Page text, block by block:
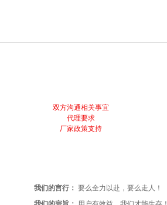
双方沟通相关事宜
代理要求
厂家政策支持
我们的言行： 要么全力以赴，要么走人！